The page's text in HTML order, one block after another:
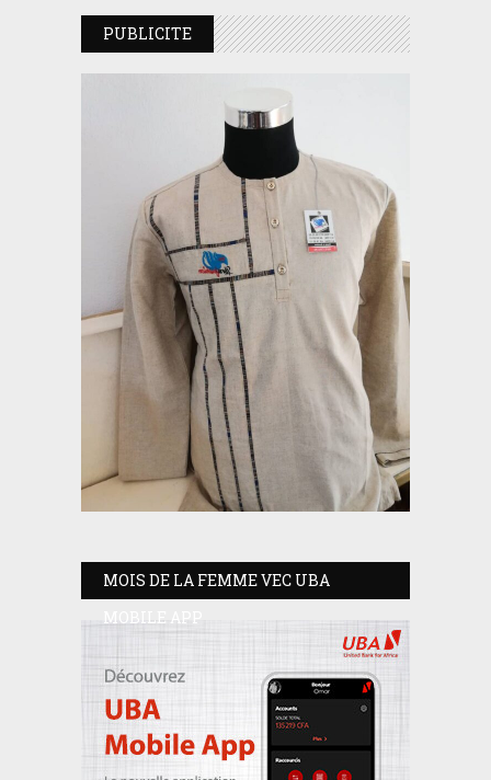
PUBLICITE
MOIS DE LA FEMME VEC UBA
MOBILE APP